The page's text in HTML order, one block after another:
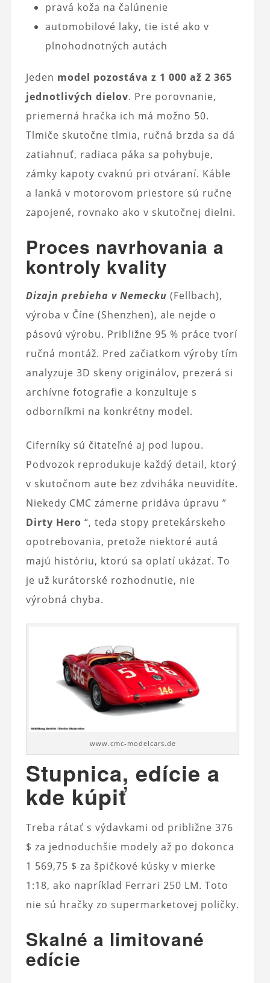
pravá koža na čalúnenie
automobilové laky, tie isté ako v
plnohodnotných autách
Jeden model pozostáva z 1 000 až 2 365
jednotlivých dielov. Pre porovnanie,
priemerná hračka ich má možno 50.
Tlmiče skutočne tlmia, ručná brzda sa dá
zatiahnuť, radiaca páka sa pohybuje,
zámky kapoty cvaknú pri otváraní. Káble
a lanká v motorovom priestore sú ručne
zapojené, rovnako ako v skutočnej dielni.
Proces navrhovania a
kontroly kvality
Dizajn prebieha v Nemecku (Fellbach),
výroba v Číne (Shenzhen), ale nejde o
pásovú výrobu. Približne 95 % práce tvorí
ručná montáž. Pred začiatkom výroby tím
analyzuje 3D skeny originálov, prezerá si
archívne fotografie a konzultuje s
odborníkmi na konkrétny model.
Ciferníky sú čitateľné aj pod lupou.
Podvozok reprodukuje každý detail, ktorý
v skutočnom aute bez zdviháka neuvidíte.
Niekedy CMC zámerne pridáva úpravu ”
Dirty Hero “, teda stopy pretekárskeho
opotrebovania, pretože niektoré autá
majú históriu, ktorú sa oplatí ukázať. To
je už kurátorské rozhodnutie, nie
výrobná chyba.
www.cmc-modelcars.de
Stupnica, edície a
kde kúpiť
Treba rátať s výdavkami od približne 376
$ za jednoduchšie modely až po dokonca
1 569,75 $ za špičkové kúsky v mierke
1:18, ako napríklad Ferrari 250 LM. Toto
nie sú hračky zo supermarketovej poličky.
Skalné a limitované
edície